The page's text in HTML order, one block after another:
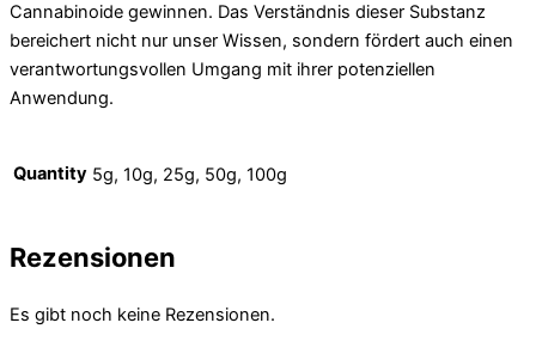
Cannabinoide gewinnen. Das Verständnis dieser Substanz
bereichert nicht nur unser Wissen, sondern fördert auch einen
verantwortungsvollen Umgang mit ihrer potenziellen
Anwendung.
Quantity 5g, 10g, 25g, 50g, 100g
Rezensionen
Es gibt noch keine Rezensionen.